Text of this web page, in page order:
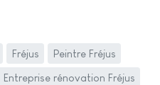
Fréjus Peintre Fréjus
Entreprise rénovation Fréjus